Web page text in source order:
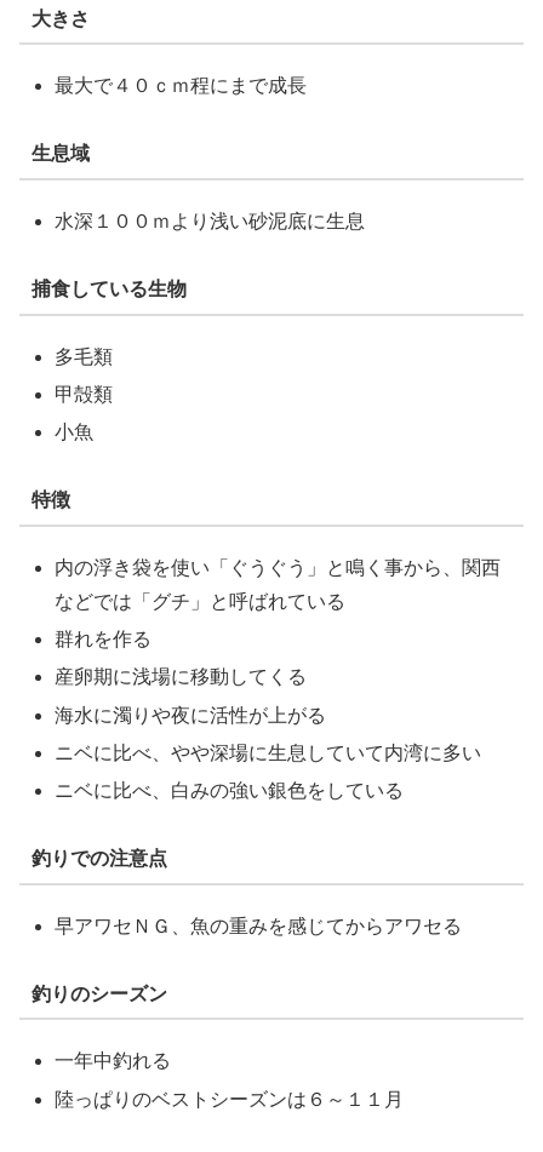
大きさ
最大で４０ｃｍ程にまで成長
生息域
水深１００ｍより浅い砂泥底に生息
捕食している生物
多毛類
甲殻類
小魚
特徴
内の浮き袋を使い「ぐうぐう」と鳴く事から、関西
などでは「グチ」と呼ばれている
群れを作る
産卵期に浅場に移動してくる
海水に濁りや夜に活性が上がる
ニベに比べ、やや深場に生息していて内湾に多い
ニベに比べ、白みの強い銀色をしている
釣りでの注意点
早アワセＮＧ、魚の重みを感じてからアワセる
釣りのシーズン
一年中釣れる
陸っぱりのベストシーズンは６～１１月